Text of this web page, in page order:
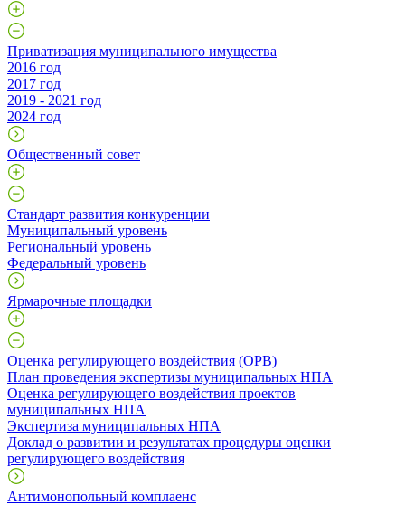
Приватизация муниципального имущества
2016 год
2017 год
2019 - 2021 год
2024 год
Общественный совет
Стандарт развития конкуренции
Муниципальный уровень
Региональный уровень
Федеральный уровень
Ярмарочные площадки
Оценка регулирующего воздействия (ОРВ)
План проведения экспертизы муниципальных НПА
Оценка регулирующего воздействия проектов
муниципальных НПА
Экспертиза муниципальных НПА
Доклад о развитии и результатах процедуры оценки
регулирующего воздействия
Антимонопольный комплаенс